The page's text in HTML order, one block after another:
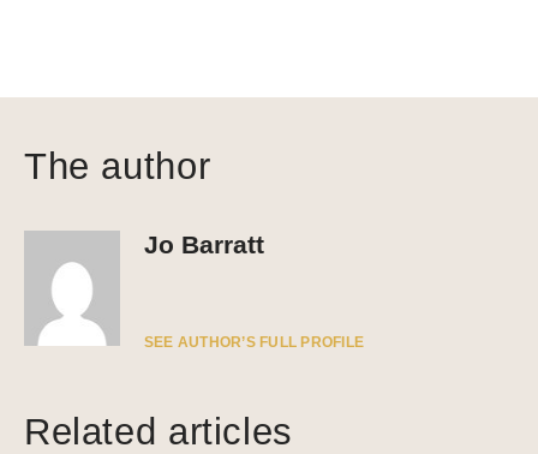
The author
Jo Barratt
SEE AUTHOR’S FULL PROFILE
Related articles